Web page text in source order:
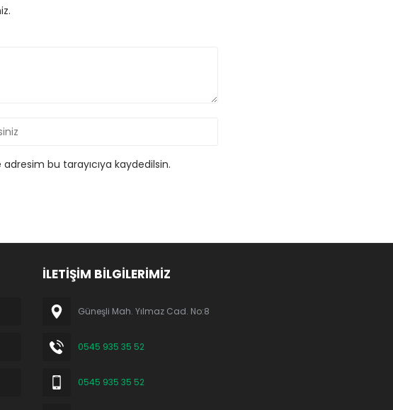
bu tarayıcıya kaydedilsin.
İLETİŞİM BİLGİLERİMİZ
Güneşli Mah. Yılmaz Cad. No:8
0545 935 35 52
0545 935 35 52